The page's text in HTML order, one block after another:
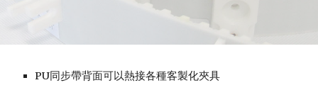
PU同步帶背面可以熱接各種客製化夾具